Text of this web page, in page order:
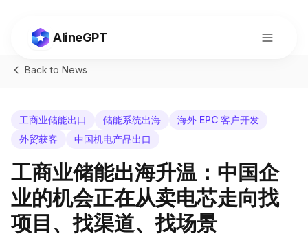
AlineGPT
Back to News
工商业储能出口 储能系统出海
海外 EPC 客户开发
外贸获客
中国机电产品出口
工商业储能出海升温：中国企
业的机会正在从卖电芯走向找
项目、找渠道、找场景